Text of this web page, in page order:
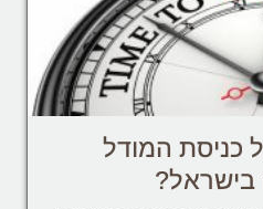
כניסת המודל
בישראל?